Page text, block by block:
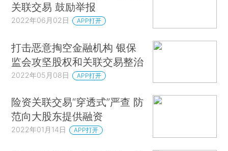
关联交易 鼓励举报
2022年06月02日 APP打开
打击恶意掏空金融机构 银保
监会攻坚股权和关联交易整治
2022年05月08日 APP打开
险资关联交易“穿透式”严查 防
范向大股东提供融资
2022年01月14日 APP打开